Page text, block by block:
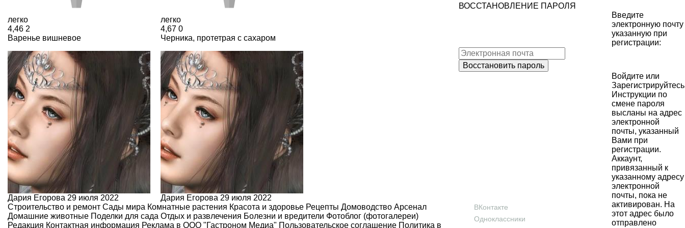
легко
4,46 2
Варенье вишневое
Дария Егорова 29 июля 2022
легко
4,67 0
Черника, протетрая с сахаром
Дария Егорова 29 июля 2022
Строительство и ремонт Сады мира Комнатные растения Красота и здоровье Рецепты Домоводство Арсенал
Домашние животные Поделки для сада Отдых и развлечения Болезни и вредители Фотоблог (фотогалереи)
Редакция Контактная информация Реклама в ООО "Гастроном Медиа" Пользовательское соглашение Политика в
ВКонтакте
Одноклассники
ВОССТАНОВЛЕНИЕ ПАРОЛЯ
Введите
электронную почту
указанную при
регистрации:
Войдите или
Зарегистрируйтесь
Инструкции по
смене пароля
высланы на адрес
электронной
почты, указанный
Вами при
регистрации.
Аккаунт,
привязанный к
указанному адресу
электронной
почты, пока не
активирован. На
этот адрес было
отправлено